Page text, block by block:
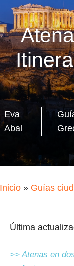
Eva
Abal
Inicio » Guías
Última
>> Atenas en